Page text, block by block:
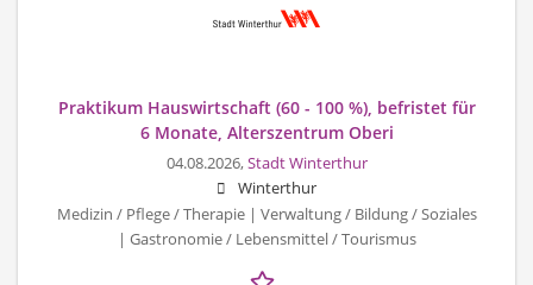
Praktikum Hauswirtschaft (60 - 100 %), befristet für
6 Monate, Alterszentrum Oberi
04.08.2026,Stadt Winterthur
Winterthur
Medizin / Pflege / Therapie | Verwaltung / Bildung / Soziales
| Gastronomie / Lebensmittel / Tourismus